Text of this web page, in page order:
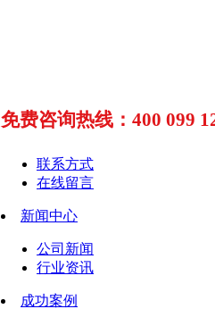
免费咨询热线：400 099
联系方式
在线留言
新闻中心
公司新闻
行业资讯
成功案例